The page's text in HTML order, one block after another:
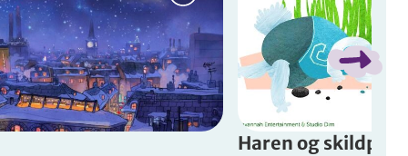
drømmer om at få en hund. En dag møder han
Haren og